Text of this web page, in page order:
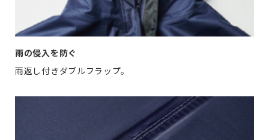
雨の侵入を防ぐ
雨返し付きダブルフラップ。